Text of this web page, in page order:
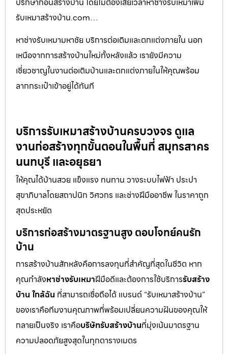
รับเหมาสร้างบ้าน.com…
หาช่างรับเหมามหาชัย บริการต่อเติมและตกแต่งภายใน นอก
เหนือจากการสร้างบ้านใหม่ทั้งหลังแล้ว เรายังมีความ
เชี่ยวชาญในงานต่อเติมบ้านและตกแต่งภายในให้คุณพร้อม
ลากกระเป๋าเข้าอยู่ได้ทันที
บริการรับเหมาสร้างบ้านครบวงจร ดูแล
งานก่อสร้างทุกขั้นตอนในพื้นที่ สมุทรสาคร
นนทบุรี และอยุธยา
ให้คุณได้บ้านสวย แข็งแรง ทนทาน วางระบบไฟฟ้า ประปา
สุขาภิบาลโดยสถาปนิก วิศวกร และช่างฝีมืออาชีพ ในราคาถูก
สุดประหยัด
บริการก่อสร้างมาตรฐานสูง ตอบโจทย์คนรัก
บ้าน
การสร้างบ้านสักหลังคือการลงทุนที่สำคัญที่สุดในชีวิต หาก
คุณกำลังหาช่างรับเหมาฝีมือดีและต้องการใช้บริการรับสร้าง
บ้าน ใกล้ฉัน ที่สามารถเชื่อถือได้ แบรนด์ “รับเหมาสร้างบ้าน”
ของเราคือทีมงานคุณภาพที่พร้อมเปลี่ยนความฝันของคุณให้
กลายเป็นจริง เราคือบริษัทรับสร้างบ้านที่มุ่งเน้นมาตรฐาน
ความปลอดภัยสูงสุดในทุกตารางเมตร